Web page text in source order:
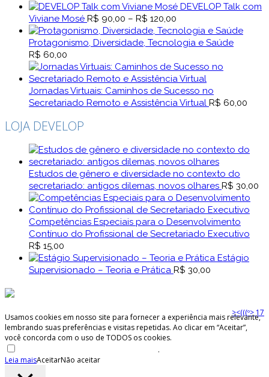
DEVELOP Talk com
Viviane Mosé R$ 90,00 – R$ 120,00
de
preço:
através
R$ 120,00
Protagonismo, Diversidade, Tecnologia e Saúde
R$ 60,00
Jornadas Virtuais: Caminhos de Sucesso no
Secretariado Remoto e Assistência Virtual R$ 60,00
LOJA DEVELOP
Estudos de gênero e diversidade no contexto do
secretariado: antigos dilemas, novos olhares R$ 30,00
Competências Especiais para o Desenvolvimento
Contínuo do Profissional de Secretariado Executivo
R$ 15,00
Estágio
Supervisionado – Teoria e Prática R$ 30,00
><(((º> 17
Usamos cookies em nosso site para fornecer a experiência mais relevante,
lembrando suas preferências e visitas repetidas. Ao clicar em “Aceitar”,
você concorda com o uso de TODOS os cookies.
.
Leia maisAceitarNão aceitar